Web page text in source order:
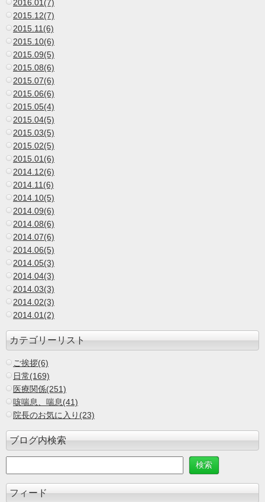
2016.01(7)
2015.12(7)
2015.11(6)
2015.10(6)
2015.09(5)
2015.08(6)
2015.07(6)
2015.06(6)
2015.05(4)
2015.04(5)
2015.03(5)
2015.02(5)
2015.01(6)
2014.12(6)
2014.11(6)
2014.10(5)
2014.09(6)
2014.08(6)
2014.07(6)
2014.06(5)
2014.05(3)
2014.04(3)
2014.03(3)
2014.02(3)
2014.01(2)
カテゴリーリスト
ご挨拶(6)
日常(169)
医療関係(251)
咳喘息、喘息(41)
院長のお気に入り(23)
ブログ内検索
フィード